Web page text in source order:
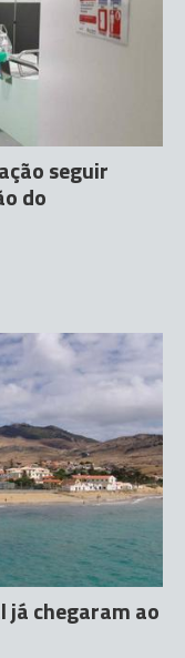
seguir
do
já chegaram ao